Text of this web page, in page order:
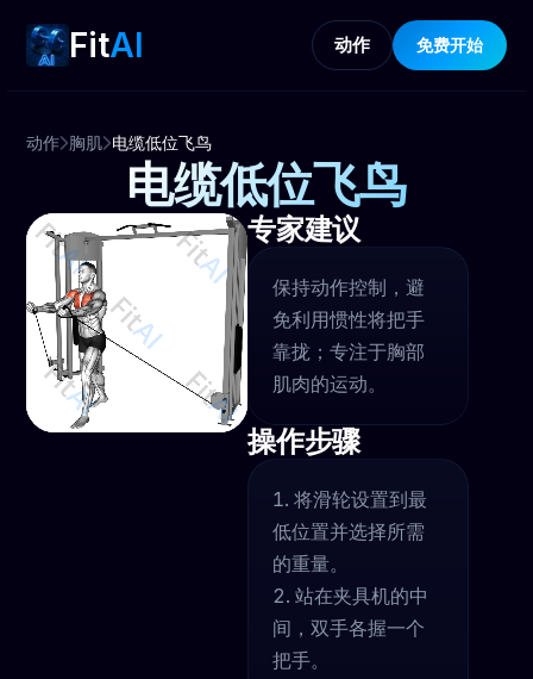
FitAI 动作 免费开始
动作 胸肌 电缆低位飞鸟
电缆低位飞鸟
专家建议
保持动作控制，避
免利用惯性将把手
靠拢；专注于胸部
肌肉的运动。
操作步骤
将滑轮设置到最
低位置并选择所需
的重量。
站在夹具机的中
间，双手各握一个
把手。